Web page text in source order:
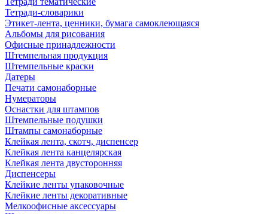
Тетради-словарики
Этикет-лента, ценники, бумага самоклеющаяся
Альбомы для рисования
Офисные принадлежности
Штемпельная продукция
Штемпельные краски
Датеры
Печати самонаборные
Нумераторы
Оснастки для штампов
Штемпельные подушки
Штампы самонаборные
Клейкая лента, скотч, диспенсер
Клейкая лента канцелярская
Клейкая лента двусторонняя
Диспенсеры
Клейкие ленты упаковочные
Клейкие ленты декоративные
Мелкоофисные аксессуары